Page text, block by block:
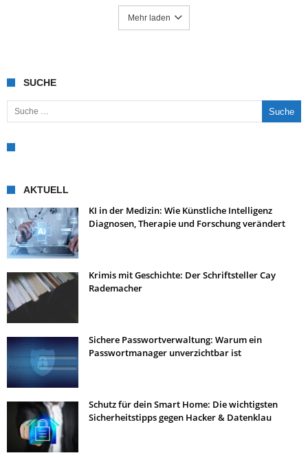
Mehr laden
SUCHE
Suche nach:
AKTUELL
KI in der Medizin: Wie Künstliche Intelligenz
Diagnosen, Therapie und Forschung verändert
Krimis mit Geschichte: Der Schriftsteller Cay
Rademacher
Sichere Passwortverwaltung: Warum ein
Passwortmanager unverzichtbar ist
Schutz für dein Smart Home: Die wichtigsten
Sicherheitstipps gegen Hacker & Datenklau